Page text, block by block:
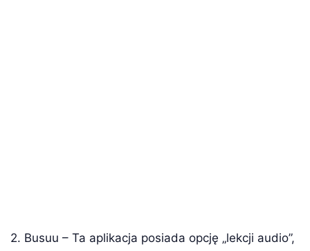
2. Busuu – Ta aplikacja posiada opcję „lekcji audio”,